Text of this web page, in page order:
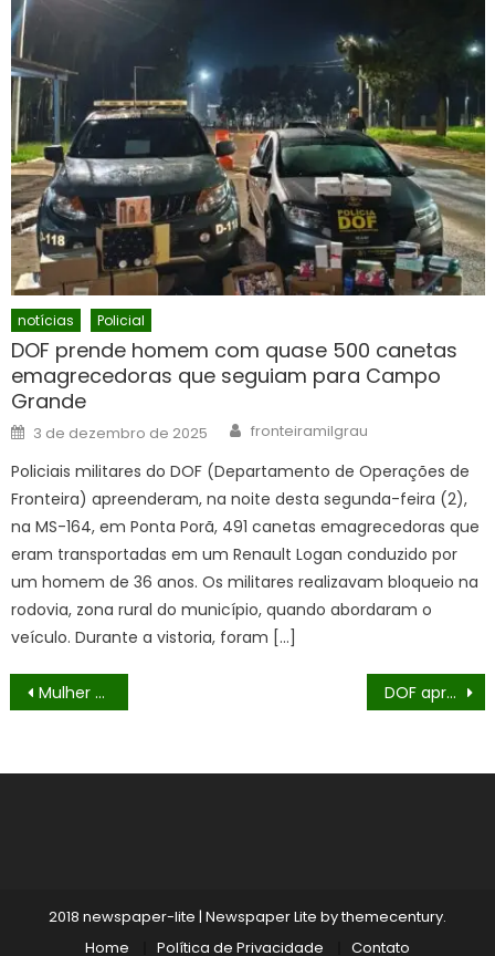
notícias Policial
DOF prende homem com quase 500 canetas
emagrecedoras que seguiam para Campo
Grande
Posted
on
3 de dezembro de 2025 Author
fronteiramilgrau
Policiais militares do DOF (Departamento de Operações de
Fronteira) apreenderam, na noite desta segunda-feira (2),
na MS-164, em Ponta Porã, 491 canetas emagrecedoras que
eram transportadas em um Renault Logan conduzido por
um homem de 36 anos. Os militares realizavam bloqueio na
rodovia, zona rural do município, quando abordaram o
veículo. Durante a vistoria, foram […]
Navegação
Post
Mulher é presa pelo DOF com droga que seria entregue em Sidrolândia DOF apreende três veículos carregados com cigarros contrabandeados do Paraguai
2018 newspaper-lite | Newspaper Lite bythemecentury.
Home
Política de Privacidade Contato